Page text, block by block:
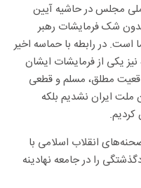
مجلس در حاشیه آیین
بدون شک فرمایشات رهبر
است. در رابطه با حماسه اخیر
آفریدند و این نبرد ۱۲روزه نیز یکی از فرمایشات ایشان
مطلق، مسلم و قطعی
ایران نشدیم بلکه
انقلاب اسلامی با
را در جامعه نهادینه